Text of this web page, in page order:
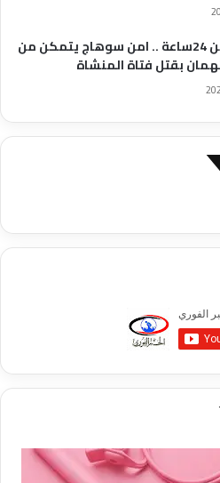
في اقل من 24ساعة .. امن سوهاج يتمكن من
بقتل فتاة المنشاة